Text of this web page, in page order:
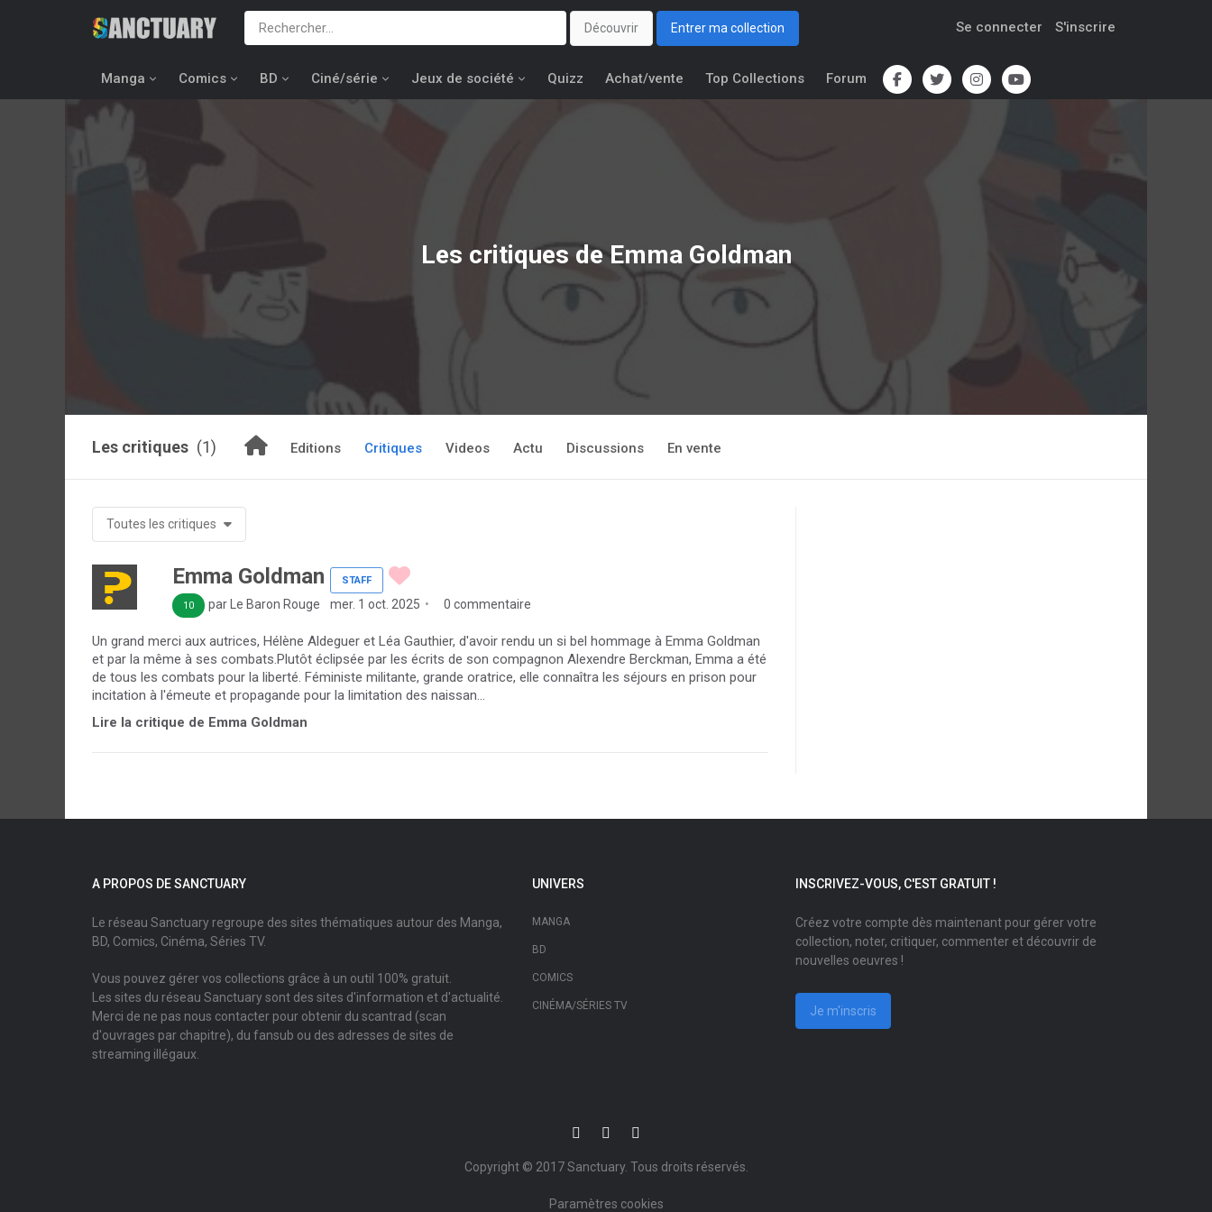
Découvrir Entrer ma collection Se connecter S'inscrire
Manga Comics BD Ciné/série Jeux de société Quizz Achat/vente Top Collections Forum
Les critiques de Emma Goldman
Les critiques (1) Editions Critiques Videos Actu Discussions En vente
Toutes les critiques
Emma Goldman STAFF
10 par Le Baron Rouge mer. 1 oct. 2025 0 commentaire
Un grand merci aux autrices, Hélène Aldeguer et Léa Gauthier, d'avoir rendu un si bel hommage à Emma Goldman
et par la même à ses combats.Plutôt éclipsée par les écrits de son compagnon Alexendre Berckman, Emma a été
de tous les combats pour la liberté. Féministe militante, grande oratrice, elle connaîtra les séjours en prison pour
incitation à l'émeute et propagande pour la limitation des naissan...
Lire la critique de Emma Goldman
A PROPOS DE SANCTUARY
Le réseau Sanctuary regroupe des sites thématiques autour des Manga,
BD, Comics, Cinéma, Séries TV.
Vous pouvez gérer vos collections grâce à un outil 100% gratuit.
Les sites du réseau Sanctuary sont des sites d'information et d'actualité.
Merci de ne pas nous contacter pour obtenir du scantrad (scan
d'ouvrages par chapitre), du fansub ou des adresses de sites de
streaming illégaux.
UNIVERS
MANGA
BD
COMICS
CINÉMA/SÉRIES TV
INSCRIVEZ-VOUS, C'EST GRATUIT !
Créez votre compte dès maintenant pour gérer votre
collection, noter, critiquer, commenter et découvrir de
nouvelles oeuvres !
Je m'inscris
Copyright © 2017Sanctuary. Tous droits réservés.
Paramètres cookies